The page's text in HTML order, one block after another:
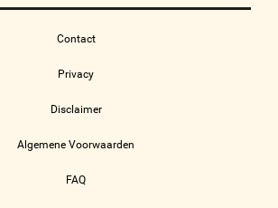
Contact
Privacy
Disclaimer
Algemene Voorwaarden
FAQ